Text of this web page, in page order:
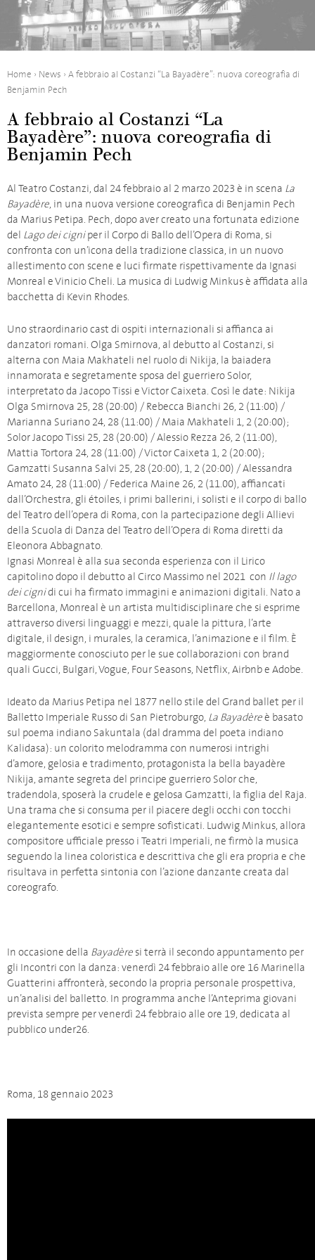
Home › News › A febbraio al Costanzi “La Bayadère”: nuova coreografia di
Benjamin Pech
A febbraio al Costanzi “La
Bayadère”: nuova coreografia di
Benjamin Pech
Al Teatro Costanzi, dal 24 febbraio al 2 marzo 2023 è in scena La
Bayadère, in una nuova versione coreografica di Benjamin Pech
da Marius Petipa. Pech, dopo aver creato una fortunata edizione
del Lago dei cigniper il Corpo di Ballo dell’Opera di Roma, si
confronta con un’icona della tradizione classica, in un nuovo
allestimento con scene e luci firmate rispettivamente da Ignasi
Monreal e Vinicio Cheli. La musica di Ludwig Minkus è affidata alla
bacchetta di Kevin Rhodes.
Uno straordinario cast di ospiti internazionali si affianca ai
danzatori romani. Olga Smirnova, al debutto al Costanzi, si
alterna con Maia Makhateli nel ruolo di Nikija, la baiadera
innamorata e segretamente sposa del guerriero Solor,
interpretato da Jacopo Tissi e Victor Caixeta. Così le date: Nikija
Olga Smirnova 25, 28 (20:00) / Rebecca Bianchi 26, 2 (11:00) /
Marianna Suriano 24, 28 (11:00) / Maia Makhateli 1, 2 (20:00);
Solor Jacopo Tissi 25, 28 (20:00) / Alessio Rezza 26, 2 (11:00),
Mattia Tortora 24, 28 (11:00) / Victor Caixeta 1, 2 (20:00);
Gamzatti Susanna Salvi 25, 28 (20:00), 1, 2 (20:00) / Alessandra
Amato 24, 28 (11:00) / Federica Maine 26, 2 (11.00), affiancati
dall’Orchestra, gli étoiles, i primi ballerini, i solisti e il corpo di ballo
del Teatro dell’opera di Roma, con la partecipazione degli Allievi
della Scuola di Danza del Teatro dell’Opera di Roma diretti da
Eleonora Abbagnato.
Ignasi Monreal è alla sua seconda esperienza con il Lirico
capitolino dopo il debutto al Circo Massimo nel 2021 con Il lago
dei cignidi cui ha firmato immagini e animazioni digitali. Nato a
Barcellona, Monreal è un artista multidisciplinare che si esprime
attraverso diversi linguaggi e mezzi, quale la pittura, l’arte
digitale, il design, i murales, la ceramica, l’animazione e il film. È
maggiormente conosciuto per le sue collaborazioni con brand
quali Gucci, Bulgari, Vogue, Four Seasons, Netflix, Airbnb e Adobe.
Ideato da Marius Petipa nel 1877 nello stile del Grand ballet per il
Balletto Imperiale Russo di San Pietroburgo, La Bayadèreè basato
sul poema indiano Sakuntala (dal dramma del poeta indiano
Kalidasa): un colorito melodramma con numerosi intrighi
d’amore, gelosia e tradimento, protagonista la bella bayadère
Nikija, amante segreta del principe guerriero Solor che,
tradendola, sposerà la crudele e gelosa Gamzatti, la figlia del Raja.
Una trama che si consuma per il piacere degli occhi con tocchi
elegantemente esotici e sempre sofisticati. Ludwig Minkus, allora
compositore ufficiale presso i Teatri Imperiali, ne firmò la musica
seguendo la linea coloristica e descrittiva che gli era propria e che
risultava in perfetta sintonia con l’azione danzante creata dal
coreografo.
In occasione della Bayadère si terrà il secondo appuntamento per
gli Incontri con la danza: venerdì 24 febbraio alle ore 16 Marinella
Guatterini affronterà, secondo la propria personale prospettiva,
un’analisi del balletto. In programma anche l’Anteprima giovani
prevista sempre per venerdì 24 febbraio alle ore 19, dedicata al
pubblico under26.
Roma, 18 gennaio 2023